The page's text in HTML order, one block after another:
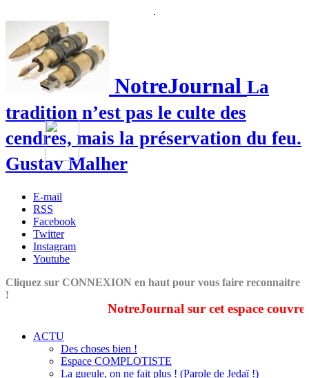
.
NotreJournal La
tradition n’est pas le culte des
cendres, mais la préservation du feu.
Gustav Malher
E-mail
RSS
Facebook
Twitter
Instagram
Youtube
Cliquez sur CONNEXION en haut pour vous faire reconnaitre
!
NotreJournal sur cet espace couvre
ACTU
Des choses bien !
Espace COMPLOTISTE
La gueule, on ne fait plus ! (Parole de Jedaï !)